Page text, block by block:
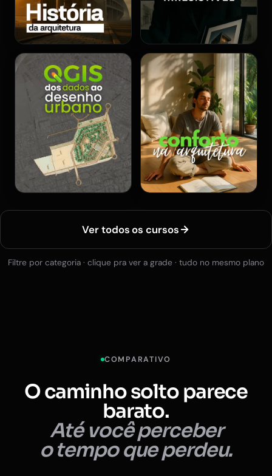
Ver todos os cursos
Filtre por categoria · clique pra ver a grade · tudo no mesmo plano
COMPARATIVO
O caminho solto parece
barato.
Até você perceber
o tempo que perdeu.